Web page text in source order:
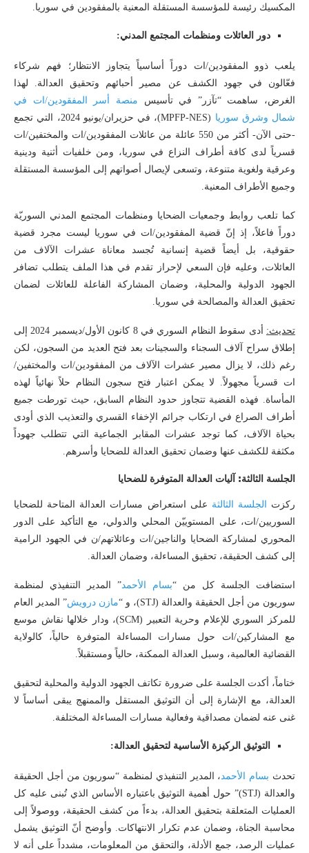
المكسيك رئيسة للمؤسسة المستقلة المعنية بالمفقودين في سوريا.
دور العائلات ومنظمات المجتمع المدني:
يلعب ذوو المفقودين/ات دوراً أساسياً يتجاوز الانتظار؛ فهم شركاء
فعّالون في جهود الكشف عن مصير أحبائهم وتحقيق العدالة. لهذا
الغرض، ساهمت “تآزر” في تأسيس منصة أسر المفقودين/ات في
شمال وشرق سوريا
(MPFP-NES)، في حزيران/يونيو 2024، التي تجمع
-حتى الآن- أكثر من 550 عائلة من عائلات المفقودين/ات والمختفين/ات
قسرياً لدى كافة أطراف النزاع في سوريا، ومن خلفيات أثنية ودينية
وعرقية ولغوية متنوعة، وتسعى لإيصال أصواتهم إلى المؤسسة المستقلة
وجميع الأطراف المعنية.
كما تلعب روابط وجمعيات الضحايا ومنظمات المجتمع المدني السوريّة
دوراً فاعلاً، إذ إنّ قضية المفقودين/ات في سوريا ليست مجرد قضية
حقوقية، بل أيضاً قضية إنسانية تُجسد معاناة عشرات الآلاف من
العائلات، وعليه فإن السعي لإحراز تقدم في هذا الملف يتطلب تضافر
الجهود الدولية والمحلية، وضمان المشاركة الفاعلة للعائلات لضمان
تحقيق العدالة والمصالحة في سوريا.
تحديث:
أدى سقوط النظام السوري في 8 كانون الأول/ديسمبر 2024 إلى
إطلاق سراح آلاف السجناء والسجينات بعد فتح العديد من السجون، لكن
رغم ذلك، لا يزال مصير عشرات الآلاف من المفقودين/ات والمختفين/
ات قسرياً مجهولاً. لا يمكن اعتبار فتح سجون النظام حلاً نهائياً لهذه
المأساة. فهذه القضية تتجاوز حدود النظام السابق، حيث تورطت جميع
أطراف الصراع في ارتكاب جرائم الإخفاء القسري والتعذيب الذي أودى
بحياة الآلاف، كما توجد عشرات المقابر الجماعية التي تتطلب جهوداً
مكثفة للكشف عنها وضمان تحقيق العدالة للضحايا وأسرهم.
الجلسة الثالثة: آليات العدالة المتوفرة للضحايا
ركزت الجلسة الثالثة على استعراض مسارات العدالة المتاحة للضحايا
السوريين/ات، على المستوييّن المحلي والدولي، مع التأكيد على الدور
المحوري لمشاركة الضحايا والناجين/ات وعائلاتهم/ن في الجهود الرامية
إلى كشف الحقيقة، تحقيق المساءلة، وضمان العدالة.
استضافت الجلسة كل من “بسام الأحمد” المدير التنفيذي لمنظمة
سوريون من أجل الحقيقة والعدالة (STJ)، و “
مازن درويش” المدير العام
للمركز السوري للإعلام وحرية التعبير (SCM)، ودار خلالها نقاش موسع
مع المشاركين/ات حول مسارات المساءلة المتوفرة حالياً، كالولاية
القضائية العالمية، وسبل العدالة الممكنة، حالياً ومستقبلاً.
ختاماً، أكدت الجلسة على ضرورة تكاتف الجهود الدولية والمحلية لتحقيق
العدالة، مع الإشارة إلى أن التوثيق المستقل والممنهج يبقى أساساً لا
غنى عنه لضمان مصداقية وفعالية مسارات المساءلة المختلفة.
التوثيق الركيزة الأساسية لتحقيق العدالة:
تحدث بسام الأحمد، المدير التنفيذي لمنظمة “سوريون من أجل الحقيقة
والعدالة (STJ)” حول أهمية التوثيق باعتباره الأساس الذي تُبنى عليه كل
العمليات المتعلقة بتحقيق العدالة، بدءاً من كشف الحقيقة، ووصولاً إلى
محاسبة الجناة، وضمان عدم تكرار الانتهاكات. وأوضح أنّ التوثيق يشمل
عمليات الرصد، جمع الأدلة، والتحقق من المعلومات، مشدداً على أنه لا